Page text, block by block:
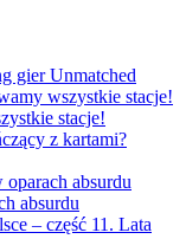
gier Unmatched
wszystkie stacje!
stacje!
z kartami?
absurdu
absurdu
– część 11. Lata